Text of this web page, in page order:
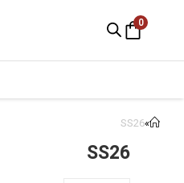
0
»
SS26
SS26